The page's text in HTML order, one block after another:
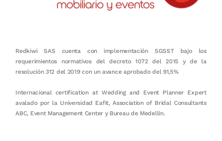
Redkiwi SAS cuenta con implementación SGSST bajo los
requerimientos normativos del decreto 1072 del 2015 y de la
resolución 312 del 2019 con un avance aprobado del 91,5%
Internacional certification at Wedding and Event Planner Expert
avalado por la Universidad Eafit, Association of Bridal Consultants
ABC, Event Management Center y Bureau de Medellín.